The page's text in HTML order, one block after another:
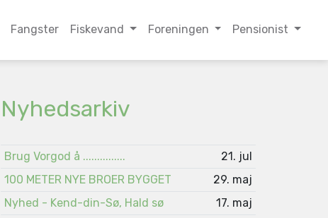
Fangster Fiskevand Foreningen Pensionist
Nyhedsarkiv
Brug Vorgod å ...............
21. jul
100 METER NYE BROER BYGGET
29. maj
Nyhed - Kend-din-Sø, Hald sø
17. maj